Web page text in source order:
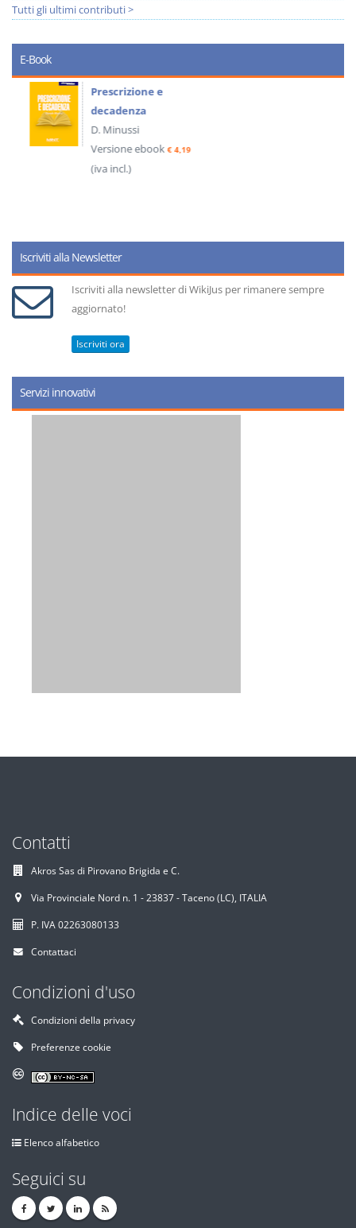
Tutti gli ultimi contributi >
E-Book
Prescrizione e
decadenza
D. Minussi
Versione ebook€ 4,19
(iva incl.)
Iscriviti alla Newsletter
Iscriviti alla newsletter di WikiJus per rimanere sempre
aggiornato!
Iscriviti ora
Servizi innovativi
Contatti
Akros Sas di Pirovano Brigida e C.
Via Provinciale Nord n. 1 - 23837 - Taceno (LC), ITALIA
P. IVA 02263080133
Contattaci
Condizioni d'uso
Condizioni della privacy
Preferenze cookie
Indice delle voci
Elenco alfabetico
Seguici su